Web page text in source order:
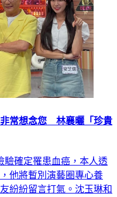
常想念您 林襄曬「珍貴
確定罹患血癌，本人透
他將暫別演藝圈專心養